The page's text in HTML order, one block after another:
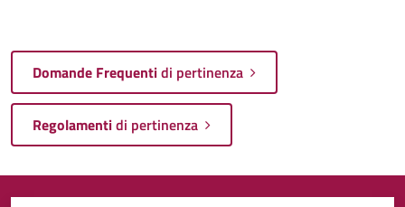
Domande Frequentidi pertinenza
Regolamentidi pertinenza